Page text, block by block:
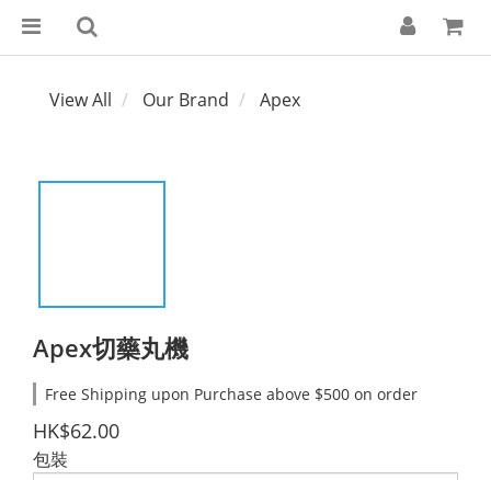
View All Our Brand Apex
Apex切藥丸機
Free Shipping upon Purchase above $500 on order
HK$62.00
包裝